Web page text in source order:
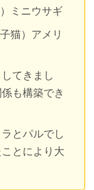
ミニウサギ
猫）アメリ
てきまし
も構築でき
とパルでし
とにより大